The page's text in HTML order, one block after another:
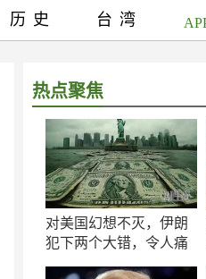
热点聚焦
对美国幻想不灭，伊朗
犯下两个大错，令人痛
历史 台湾